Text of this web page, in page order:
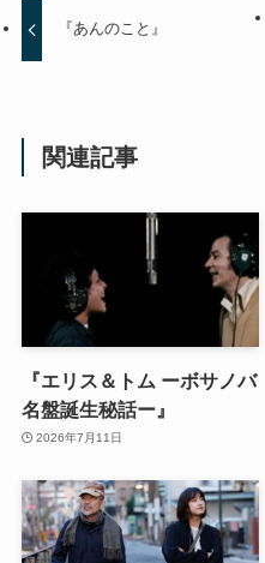
『あんのこと』
関連記事
『エリス＆トム ーボサノバ
名盤誕生秘話ー』
2026年7月11日